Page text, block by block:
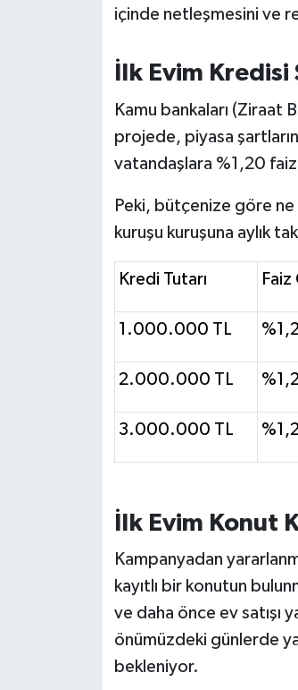
içinde netleşmesini ve
İlk Evim
Kamu bankaları (Ziraat
projede, piyasa
vatandaşlara %1,20 faiz
Peki, bütçenize göre
kuruşu kuruşuna aylık
Kredi Tutarı Faiz
1.000.000 TL
2.000.000 TL
3.000.000 TL
İlk Evim Konut
Kampanyadan
kayıtlı bir konutun
ve daha önce ev satışı
önümüzdeki günlerde
bekleniyor.
SÜRMANŞET
VİZYONDAKİLER